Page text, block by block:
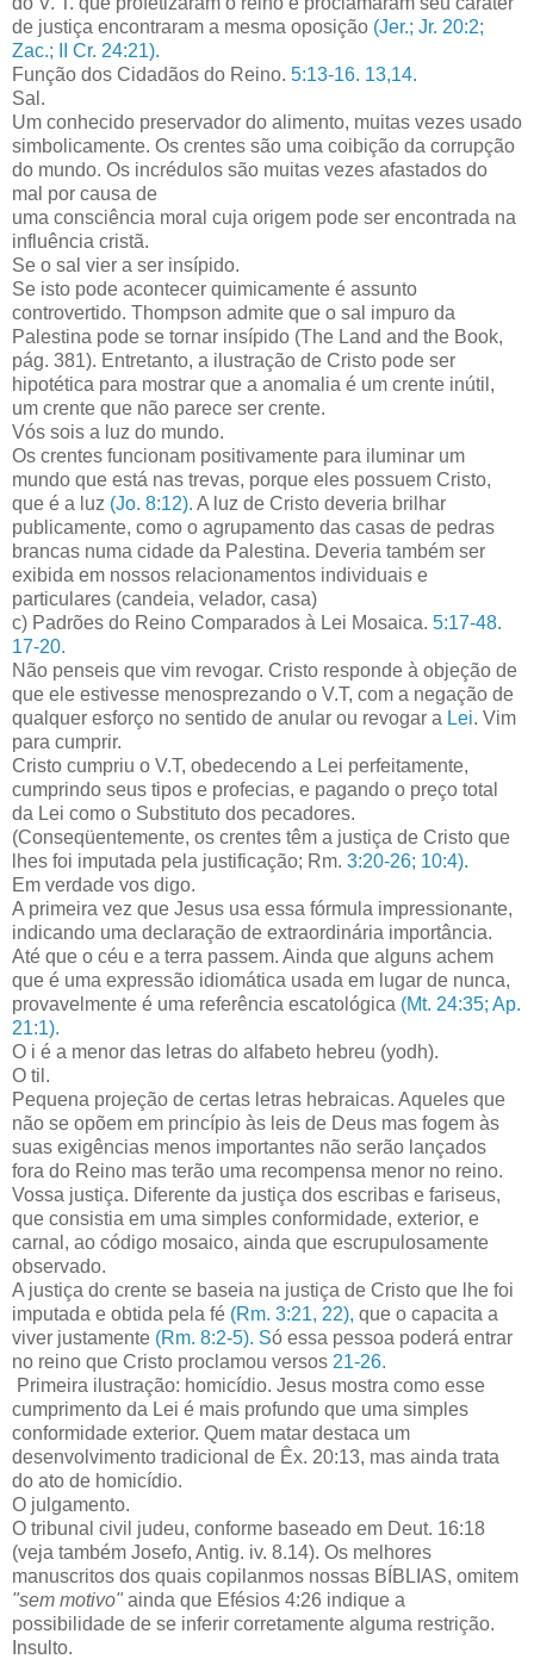
de justiça encontraram a mesma oposição (Jer.; Jr. 20:2;
Zac.; II Cr. 24:21).
Função dos Cidadãos do Reino. 5:13-16. 13,14.
Sal.
Um conhecido preservador do alimento, muitas vezes usado
simbolicamente. Os crentes são uma coibição da corrupção
do mundo. Os incrédulos são muitas vezes afastados do
mal por causa de
uma consciência moral cuja origem pode ser encontrada na
influência cristã.
Se o sal vier a ser insípido.
Se isto pode acontecer quimicamente é assunto
controvertido. Thompson admite que o sal impuro da
Palestina pode se tornar insípido (The Land and the Book,
pág. 381). Entretanto, a ilustração de Cristo pode ser
hipotética para mostrar que a anomalia é um crente inútil,
um crente que não parece ser crente.
Vós sois a luz do mundo.
Os crentes funcionam positivamente para iluminar um
mundo que está nas trevas, porque eles possuem Cristo,
que é a luz (Jo. 8:12). A luz de Cristo deveria brilhar
publicamente, como o agrupamento das casas de pedras
brancas numa cidade da Palestina. Deveria também ser
exibida em nossos relacionamentos individuais e
particulares (candeia, velador, casa)
c) Padrões do Reino Comparados à Lei Mosaica. 5:17-48.
17-20.
Não penseis que vim revogar. Cristo responde à objeção de
que ele estivesse menosprezando o V.T, com a negação de
qualquer esforço no sentido de anular ou revogar a Lei. Vim
para cumprir.
Cristo cumpriu o V.T, obedecendo a Lei perfeitamente,
cumprindo seus tipos e profecias, e pagando o preço total
da Lei como o Substituto dos pecadores.
(Conseqüentemente, os crentes têm a justiça de Cristo que
lhes foi imputada pela justificação; Rm. 3:20-26; 10:4).
Em verdade vos digo.
A primeira vez que Jesus usa essa fórmula impressionante,
indicando uma declaração de extraordinária importância.
Até que o céu e a terra passem. Ainda que alguns achem
que é uma expressão idiomática usada em lugar de nunca,
provavelmente é uma referência escatológica (Mt. 24:35; Ap.
21:1).
O i é a menor das letras do alfabeto hebreu (yodh).
O til.
Pequena projeção de certas letras hebraicas. Aqueles que
não se opõem em princípio às leis de Deus mas fogem às
suas exigências menos importantes não serão lançados
fora do Reino mas terão uma recompensa menor no reino.
Vossa justiça. Diferente da justiça dos escribas e fariseus,
que consistia em uma simples conformidade, exterior, e
carnal, ao código mosaico, ainda que escrupulosamente
observado.
A justiça do crente se baseia na justiça de Cristo que lhe foi
imputada e obtida pela fé (Rm. 3:21, 22), que o capacita a
viver justamente (Rm. 8:2-5). Só essa pessoa poderá entrar
no reino que Cristo proclamou versos 21-26.
Primeira ilustração: homicídio. Jesus mostra como esse
cumprimento da Lei é mais profundo que uma simples
conformidade exterior. Quem matar destaca um
desenvolvimento tradicional de Êx. 20:13, mas ainda trata
do ato de homicídio.
O julgamento.
O tribunal civil judeu, conforme baseado em Deut. 16:18
(veja também Josefo, Antig. iv. 8.14). Os melhores
manuscritos dos quais copilanmos nossas BÍBLIAS, omitem
"sem motivo" ainda que Efésios 4:26 indique a
possibilidade de se inferir corretamente alguma restrição.
Insulto.